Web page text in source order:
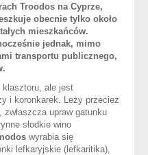
Troodos na Cyprze,
obecnie tylko około
mieszkańców.
jednak, mimo
transportu publicznego,
klasztoru, ale jest
i koronkarek. Leży przecież
upraw gatunku
słodkie wino
wyrabia się
lefkaryjskie (lefkaritika),